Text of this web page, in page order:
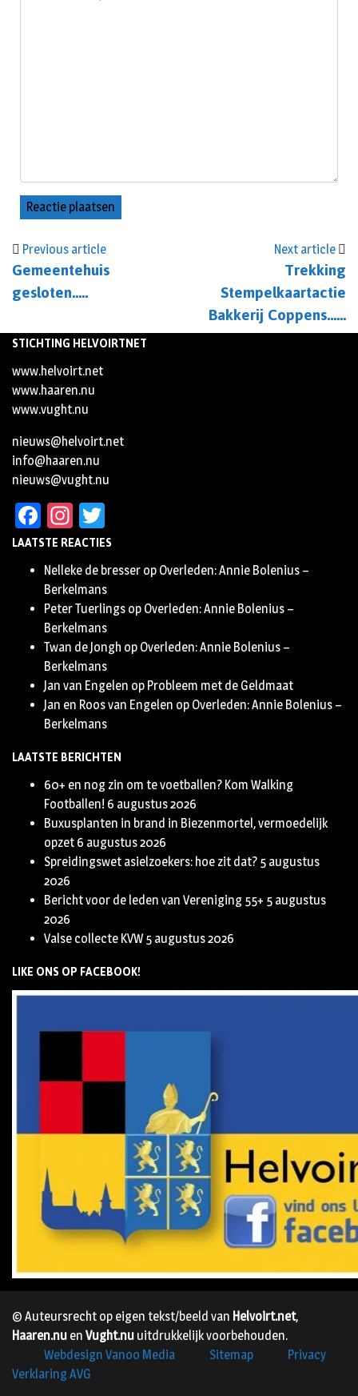
Previous article
Gemeentehuis
gesloten…..
Next article
Trekking
Stempelkaartactie
Bakkerij Coppens……
STICHTING HELVOIRTNET
www.helvoirt.net
www.haaren.nu
www.vught.nu
nieuws@helvoirt.net
info@haaren.nu
nieuws@vught.nu
Facebook
Instagram
LAATSTE REACTIES
Nelleke de bresser op Overleden: Annie Bolenius –
Berkelmans
Peter Tuerlings op Overleden: Annie Bolenius –
Berkelmans
Twan de Jongh op Overleden: Annie Bolenius –
Berkelmans
Jan van Engelen op Probleem met de Geldmaat
Jan en Roos van Engelen op Overleden: Annie Bolenius –
Berkelmans
LAATSTE BERICHTEN
60+ en nog zin om te voetballen? Kom Walking
Footballen! 6 augustus 2026
Buxusplanten in brand in Biezenmortel, vermoedelijk
opzet 6 augustus 2026
Spreidingswet asielzoekers: hoe zit dat? 5 augustus
2026
Bericht voor de leden van Vereniging 55+ 5 augustus
2026
Valse collecte KVW 5 augustus 2026
LIKE ONS OP FACEBOOK!
© Auteursrecht op eigen tekst/beeld van Helvoirt.net,
Haaren.nu en Vught.nu uitdrukkelijk voorbehouden.
Webdesign Vanoo Media
Sitemap
Privacy
Verklaring AVG